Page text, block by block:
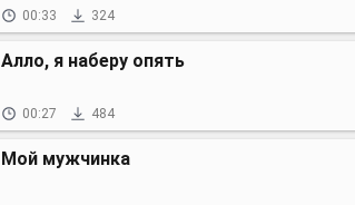
00:33 324
Алло, я наберу опять
00:27 484
Мой мужчинка